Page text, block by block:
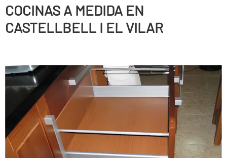
COCINAS A MEDIDA EN
CASTELLBELL I EL VILAR